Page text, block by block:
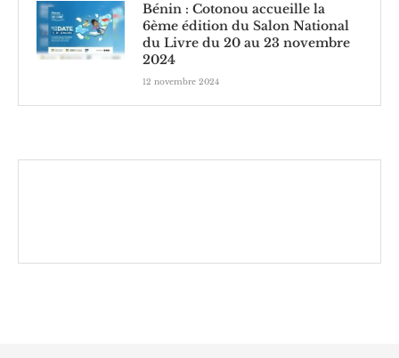
Bénin : Cotonou accueille la
6ème édition du Salon National
du Livre du 20 au 23 novembre
2024
12 novembre 2024